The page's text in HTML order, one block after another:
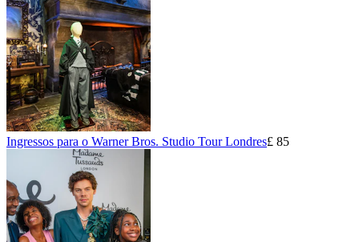
Ingressos para o Warner Bros. Studio Tour Londres£ 85